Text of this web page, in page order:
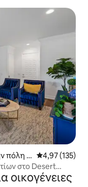
πόλη C Μέση
4,97 (135)
στο Desert
οικογένειες